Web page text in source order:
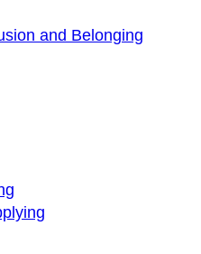
and Belonging